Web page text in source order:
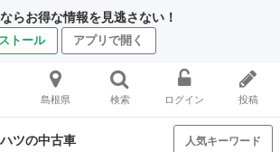
らお得な情報を見逃さない！
トール アプリで開く
島根県 検索 ログイン 投稿
ツの中古車 人気キーワード